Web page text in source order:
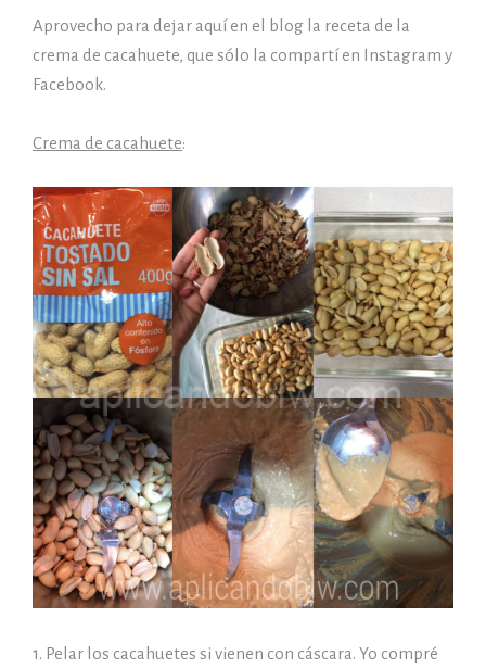
Aprovecho para dejar aquí en el blog la receta de la
crema de cacahuete, que sólo la compartí en Instagram y
Facebook.
Crema de cacahuete:
1. Pelar los cacahuetes si vienen con cáscara. Yo compré